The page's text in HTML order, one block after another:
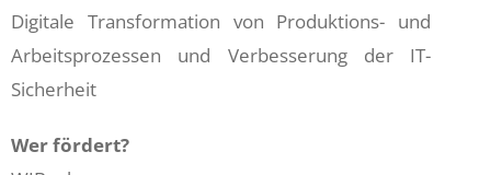
Digitale Transformation von Produktions- und
Arbeitsprozessen und Verbesserung der IT-
Sicherheit
Wer fördert?